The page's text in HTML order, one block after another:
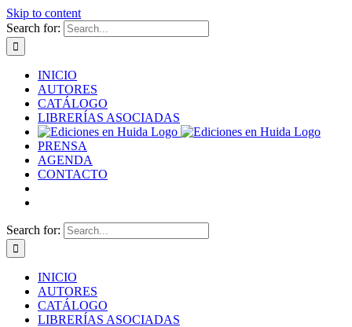
Skip to content
Search for:
INICIO
AUTORES
CATÁLOGO
LIBRERÍAS ASOCIADAS
PRENSA
AGENDA
CONTACTO
Search for:
INICIO
AUTORES
CATÁLOGO
LIBRERÍAS ASOCIADAS